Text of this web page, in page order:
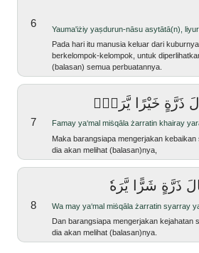
6
yauma'iżiy yaṣdurun-nāsu asytātā(n),
Pada hari itu manusia keluar dari kuburnya dalam keadaan
berkelompok-kelompok, untuk
(balasan) semua perbuatannya.
7
ذَرَّةٍ خَيْرًا يَّرَهٗۚ
famay ya‘mal miṡqāla żarratin khairay
Maka barangsiapa mengerjakan kebaikan seberat zarrah, niscaya
dia akan melihat (balasan)nya,
8
wa may ya‘mal miṡqāla żarratin syarray
dan barangsiapa mengerjakan kejahatan seberat zarrah, niscaya
dia akan melihat (balasan)nya.